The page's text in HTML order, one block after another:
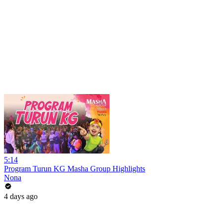
5:14
Program Turun KG Masha Group Highlights
Nona
4 days ago